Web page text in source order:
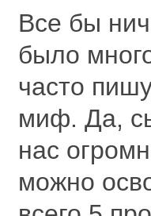
Все бы
было
часто
миф. Да,
нас
можно